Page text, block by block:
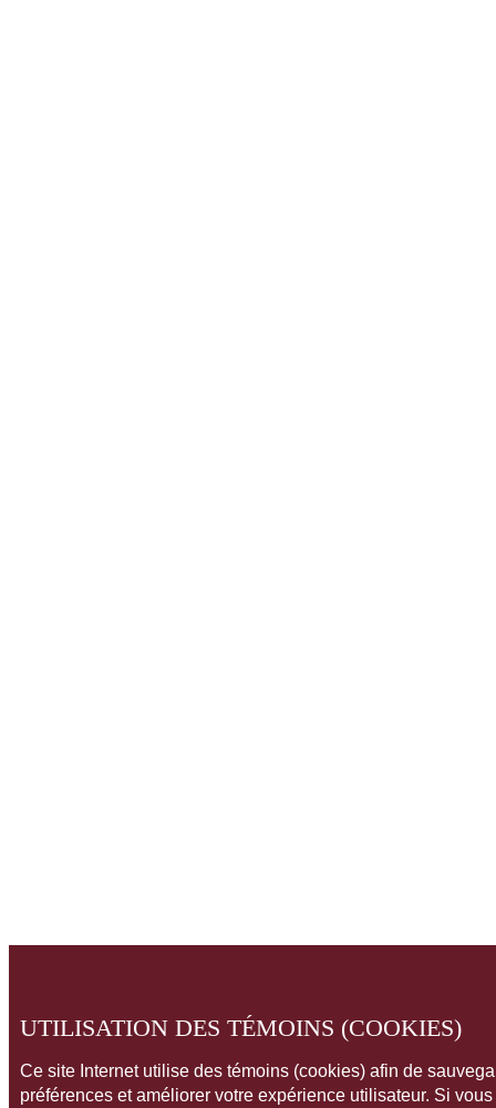
UTILISATION DES TÉMOINS (COOKIES)
Ce site Internet utilise des témoins (cookies) afin de
préférences et améliorer votre expérience utilisateur. Si